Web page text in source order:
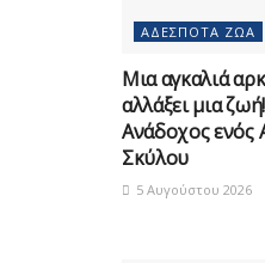
ΑΔΈΣΠΟΤΑ ΖΏΑ
Μια αγκαλιά
αλλάξει μια
Ανάδοχος ενός
Σκύλου
5 Αυγούστου 2026